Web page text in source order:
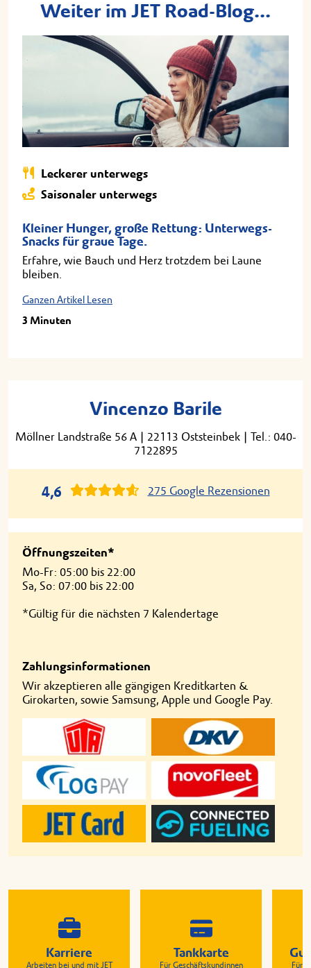
Weiter im JET Road-Blog...
Leckerer unterwegs
Saisonaler unterwegs
Kleiner Hunger, große Rettung: Unterwegs-
Snacks für graue Tage.
Erfahre, wie Bauch und Herz trotzdem bei Laune
bleiben.
Ganzen Artikel Lesen
3 Minuten
Vincenzo Barile
Möllner Landstraße 56 A| 22113 Oststeinbek| Tel.: 040-
7122895
4,6 275 Google Rezensionen
Öffnungszeiten*
Mo-Fr: 05:00 bis 22:00
Sa, So: 07:00 bis 22:00
*Gültig für die nächsten 7 Kalendertage
Zahlungsinformationen
Wir akzeptieren alle gängigen Kreditkarten &
Girokarten, sowie Samsung, Apple und Google Pay.
Karriere
Arbeiten bei und mit JET
Tankkarte
Für Geschäftskundinnen Für